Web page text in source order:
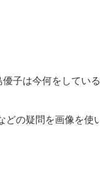
子は今何をしている
どの疑問を画像を使